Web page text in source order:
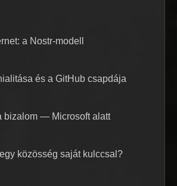
a Nostr-modell
és a GitHub csapdája
bizalom — Microsoft alatt
közösség saját kulccsal?